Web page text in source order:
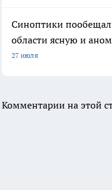
Синоптики
области ясную и
27 июля
Комментарии на этой